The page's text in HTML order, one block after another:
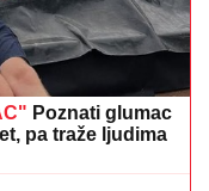
gde je bio
PROGRAM